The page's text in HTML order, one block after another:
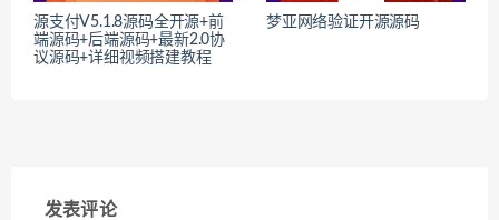
源支付V5.1.8源码全开源+前
端源码+后端源码+最新2.0协
议源码+详细视频搭建教程
梦亚网络验证开源源码
发表评论